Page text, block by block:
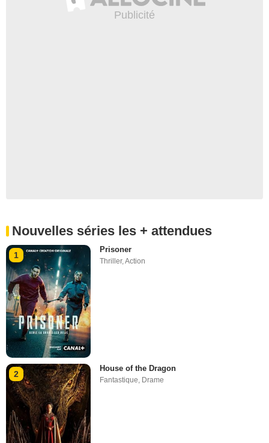
Nouvelles séries les + attendues
1
Prisoner
Thriller,Action
2
House of the Dragon
Fantastique, Drame